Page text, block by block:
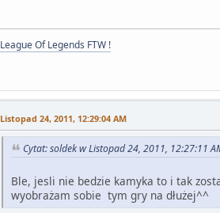
League Of Legends FTW !
Listopad 24, 2011, 12:29:04 AM
Cytat: soldek w Listopad 24, 2011, 12:27:11
Ble, jesli nie bedzie kamyka to i tak
wyobrażam sobie tym gry na dłużej^^